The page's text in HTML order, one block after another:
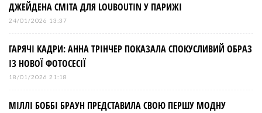
ДЖЕЙДЕНА СМІТА ДЛЯ LOUBOUTIN У ПАРИЖІ
24/01/2026 13:37
ГАРЯЧІ КАДРИ: АННА ТРІНЧЕР ПОКАЗАЛА СПОКУСЛИВИЙ ОБРАЗ
ІЗ НОВОЇ ФОТОСЕСІЇ
18/01/2026 21:18
МІЛЛІ БОББІ БРАУН ПРЕДСТАВИЛА СВОЮ ПЕРШУ МОДНУ